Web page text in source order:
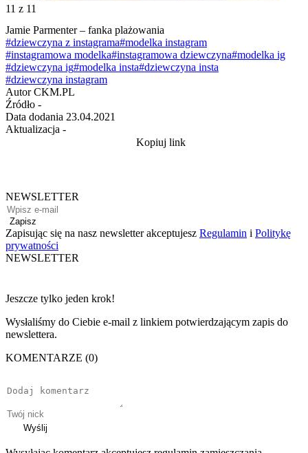
11 z 11
Jamie Parmenter – fanka plażowania
#dziewczyna z instagrama#modelka instagram
#instagramowa modelka#instagramowa dziewczyna#modelka ig
#dziewczyna ig#modelka insta#dziewczyna insta
#dziewczyna instagram
Autor CKM.PL
Źródło -
Data dodania 23.04.2021
Aktualizacja -
Kopiuj link
NEWSLETTER
Zapisz
Zapisując się na nasz newsletter akceptujesz Regulamin i Politykę
prywatności
NEWSLETTER
Jeszcze tylko jeden krok!
Wysłaliśmy do Ciebie e-mail z linkiem potwierdzającym zapis do
newslettera.
KOMENTARZE (0)
Wyślij